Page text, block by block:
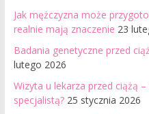
Jak mężczyzna może
realnie mają znaczenie 23
Badania genetyczne przed
lutego 2026
Wizyta u lekarza przed ciążą
specjalistą? 25 stycznia 2026